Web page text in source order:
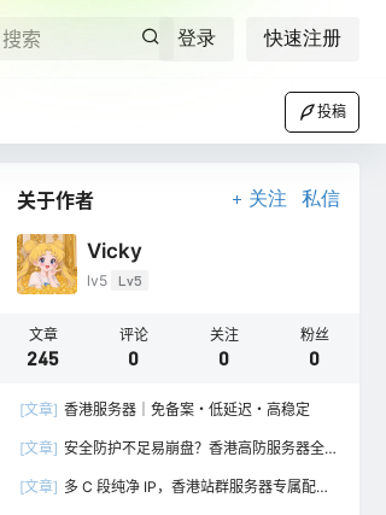
登录 快速注册
投稿
关于作者 关注 私信
Vicky
lv5 Lv5
文章
245
评论
0
关注
0
粉丝
0
[文章] 香港服务器｜免备案・低延迟・高稳定
[文章] 安全防护不足易崩盘？香港高防服务器全
[文章] 多 C 段纯净 IP，香港站群服务器专属配